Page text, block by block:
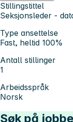
Stillingstittel
Seksjonsleder -
Type ansettelse
Fast, heltid 100%
Antall stillinger
1
Arbeidsspråk
Norsk
Søk på